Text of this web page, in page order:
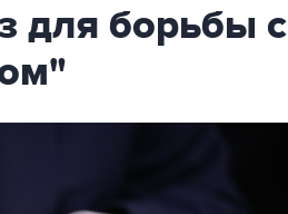
для борьбы с